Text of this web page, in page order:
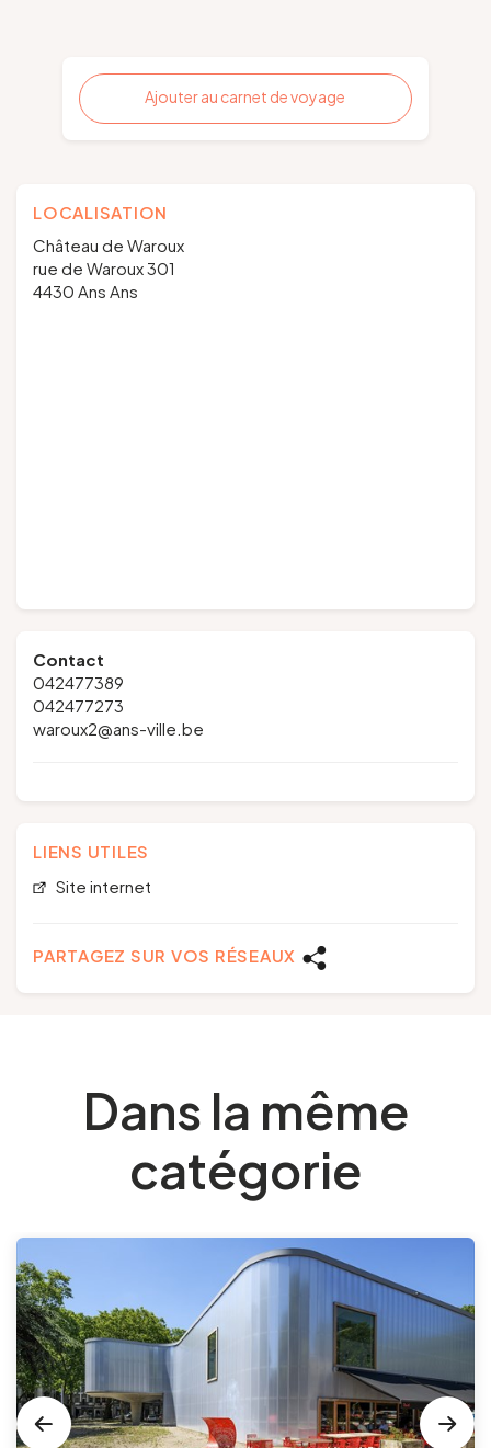
Ajouter au carnet de voyage
LOCALISATION
Château de Waroux
rue de Waroux 301
4430 Ans Ans
Contact
042477389
042477273
waroux2@ans-ville.be
LIENS UTILES
Site internet
PARTAGEZ SUR VOS RÉSEAUX
Dans la même
catégorie